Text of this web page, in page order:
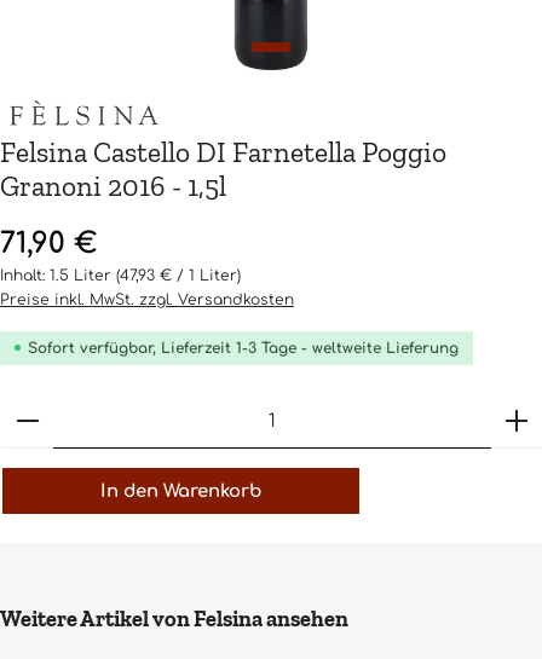
Felsina Castello DI Farnetella Poggio
Granoni 2016 - 1,5l
Regulärer Preis:
71,90 €
Inhalt: 1.5 Liter (47,93 € / 1 Liter)
Preise inkl. MwSt. zzgl. Versandkosten
Sofort verfügbar, Lieferzeit 1-3 Tage - weltweite Lieferung
Produkt Anzahl: Gib den gewünschten Wert
In den Warenkorb
Produktgalerie überspringen
Weitere Artikel von Felsina ansehen